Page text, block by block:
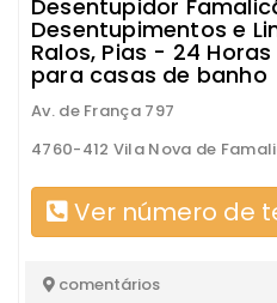
Desentupidor
Desentupimentos e
Ralos, Pias - 24
para casas de banho
Av. de França 797
4760-412 Vila Nova de
Ver número de
comentários